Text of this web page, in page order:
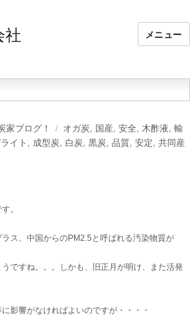
社 メニュー
家ブログ！
タ
グ
オガ炭, 国産, 安全, 木酢液, 輸
イト , 成型炭, 白炭, 黒炭, 品質, 安定, 共同産
。
ス、中国からのPM2.5と呼ばれる汚染物質が
ですね。。。しかも、旧正月が明け、また活発
影響がなければよいのですが・・・・